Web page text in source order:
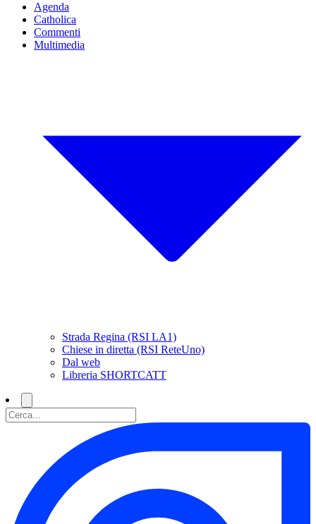
Agenda
Catholica
Commenti
Multimedia
Strada Regina (RSI LA1)
Chiese in diretta (RSI ReteUno)
Dal web
Libreria SHORTCATT